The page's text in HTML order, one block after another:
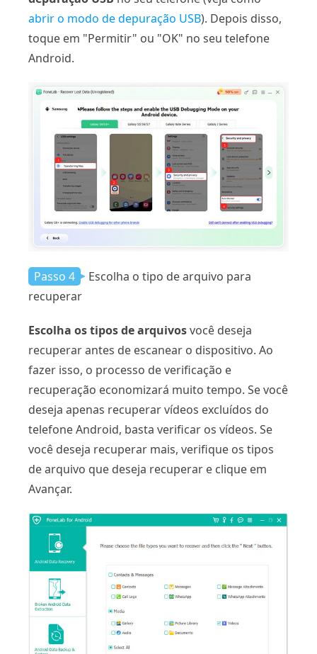
abrir o modo de depuração USB). Depois disso,
toque em "Permitir" ou "OK" no seu telefone
Android.
Passo 4
Escolha o tipo de arquivo para
recuperar
Escolha os tipos de arquivosvocê deseja
recuperar antes de escanear o dispositivo. Ao
fazer isso, o processo de verificação e
recuperação economizará muito tempo. Se você
deseja apenas recuperar vídeos excluídos do
telefone Android, basta verificar os vídeos. Se
você deseja recuperar mais, verifique os tipos
de arquivo que deseja recuperar e clique em
Avançar.